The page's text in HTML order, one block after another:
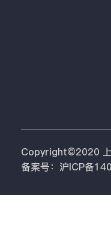
Copyright©2020 上
备案号：沪ICP备